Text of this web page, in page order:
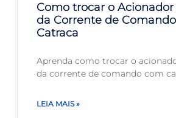
Como trocar o Acionador
da Corrente de
Catraca
Aprenda como trocar o
da corrente de comando com
LEIA MAIS »